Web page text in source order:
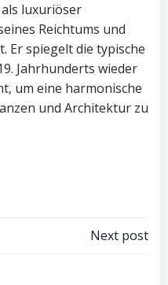
luxuriöser
Reichtums und
Er spiegelt die typische
Jahrhunderts wieder
um eine harmonische
und Architektur zu
Next post